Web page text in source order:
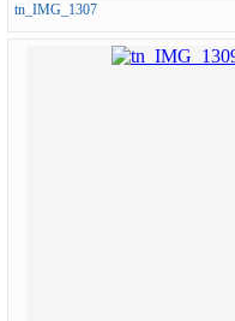
tn_IMG_1307